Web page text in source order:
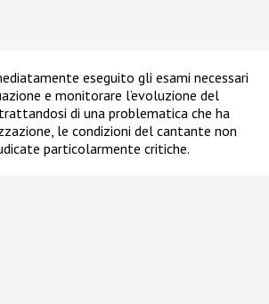
eseguito gli esami necessari
e monitorare l’evoluzione del
di una problematica che ha
le condizioni del cantante non
particolarmente critiche.